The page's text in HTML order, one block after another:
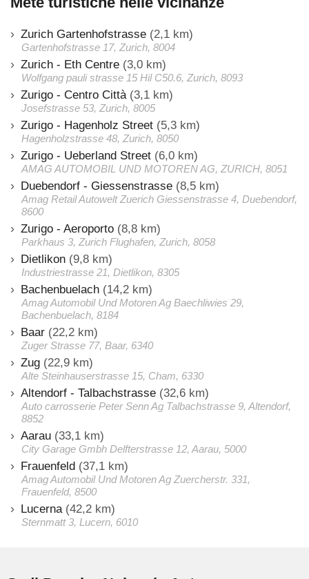
Zurich Gartenhofstrasse (2,1 km)
Gartenhofstrasse 17, Zurich, 8004
Zurich - Eth Centre (3,0 km)
Wolfgang pauli strasse 15 Hil C50.6, Zurich, 8093
Zurigo - Centro Città (3,1 km)
Josefstrasse 53, Zurich, 8005
Zurigo - Hagenholz Street (5,3 km)
Hagenholzstrasse 48, Zurich, 8050
Zurigo - Ueberland Street (6,0 km)
AMAG AUTOMOBIL UND MOTOREN AG, ZURICH, 8051
Duebendorf - Giessenstrasse (8,5 km)
Amag Retail Autowelt Zuerich Giessenstrasse 4, Duebendorf,
8600
Zurigo - Aeroporto (8,8 km)
Parkhaus 3, Zurich Flughafen, Zurich, 8058
Dietlikon (9,8 km)
Industriestrasse 21, Dietlikon, 8305
Bachenbuelach (14,2 km)
Amag Automobil Und Motoren Ag Baechliwies 29,
Bachenbuelach, 8184
Baar (22,2 km)
Zuger Strasse 77, Baar, 6340
Zug (22,9 km)
Alte Steinhauserstrasse 15, Cham, 6330
Altendorf - Talbachstrasse (32,6 km)
Auto carrosserie Peter Senn Ag Talbachstrasse 9, Altendorf,
8852
Aarau (33,1 km)
City Garage Gmbh Delfterstrasse 12, Aarau, 5000
Frauenfeld (37,1 km)
Amag Automobil Und Motoren Ag Zuercherstr. 331,
Frauenfeld, 8500
Lucerna (42,2 km)
Sternmatt 3, Lucern, 6010